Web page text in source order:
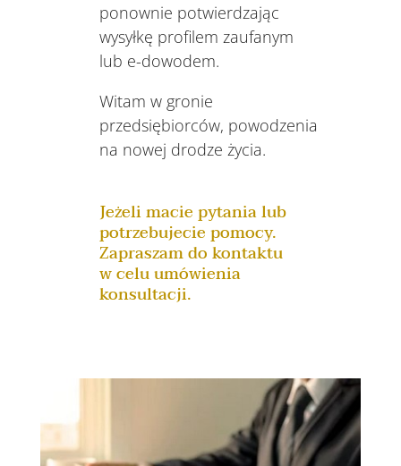
ponownie potwierdzając
wysyłkę profilem zaufanym
lub e-dowodem.
Witam w gronie
przedsiębiorców, powodzenia
na nowej drodze życia.
Jeżeli macie pytania lub
potrzebujecie pomocy.
Zapraszam do kontaktu
w celu umówienia
konsultacji.